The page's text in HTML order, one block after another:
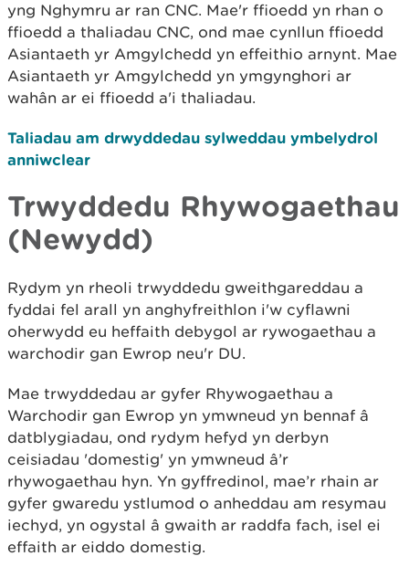
yng Nghymru ar ran CNC. Mae'r ffioedd yn rhan o
ffioedd a thaliadau CNC, ond mae cynllun ffioedd
Asiantaeth yr Amgylchedd yn effeithio arnynt. Mae
Asiantaeth yr Amgylchedd yn ymgynghori ar
wahân ar ei ffioedd a'i thaliadau.
Taliadau am drwyddedau sylweddau ymbelydrol
anniwclear
Trwyddedu Rhywogaethau
(Newydd)
Rydym yn rheoli trwyddedu gweithgareddau a
fyddai fel arall yn anghyfreithlon i'w cyflawni
oherwydd eu heffaith debygol ar rywogaethau a
warchodir gan Ewrop neu'r DU.
Mae trwyddedau ar gyfer Rhywogaethau a
Warchodir gan Ewrop yn ymwneud yn bennaf â
datblygiadau, ond rydym hefyd yn derbyn
ceisiadau 'domestig' yn ymwneud â’r
rhywogaethau hyn. Yn gyffredinol, mae’r rhain ar
gyfer gwaredu ystlumod o anheddau am resymau
iechyd, yn ogystal â gwaith ar raddfa fach, isel ei
effaith ar eiddo domestig.